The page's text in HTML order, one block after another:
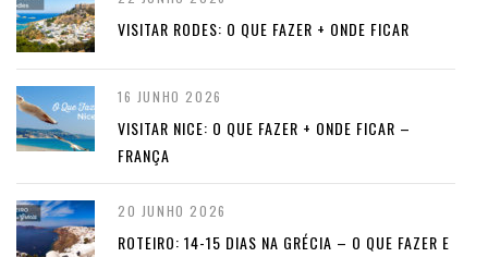
VISITAR RODES: O QUE FAZER + ONDE FICAR
16 JUNHO 2026
VISITAR NICE: O QUE FAZER + ONDE FICAR –
FRANÇA
20 JUNHO 2026
ROTEIRO: 14-15 DIAS NA GRÉCIA – O QUE FAZER E